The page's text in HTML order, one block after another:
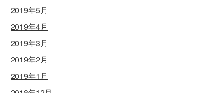
2019年5月
2019年4月
2019年3月
2019年2月
2019年1月